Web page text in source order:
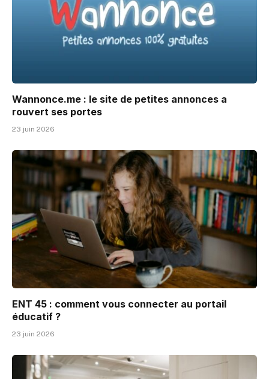
Wannonce.me : le site de petites annonces a
rouvert ses portes
23 juin 2026
ENT 45 : comment vous connecter au portail
éducatif ?
23 juin 2026